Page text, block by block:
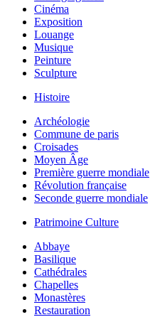
Cinéma
Exposition
Louange
Musique
Peinture
Sculpture
Histoire
Archéologie
Commune de paris
Croisades
Moyen Âge
Première guerre mondiale
Révolution française
Seconde guerre mondiale
Patrimoine Culture
Abbaye
Basilique
Cathédrales
Chapelles
Monastères
Restauration